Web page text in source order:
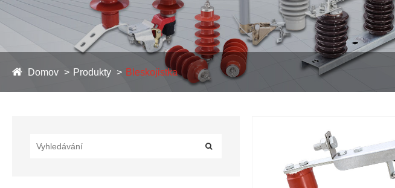
Domov Produkty Bleskojistka